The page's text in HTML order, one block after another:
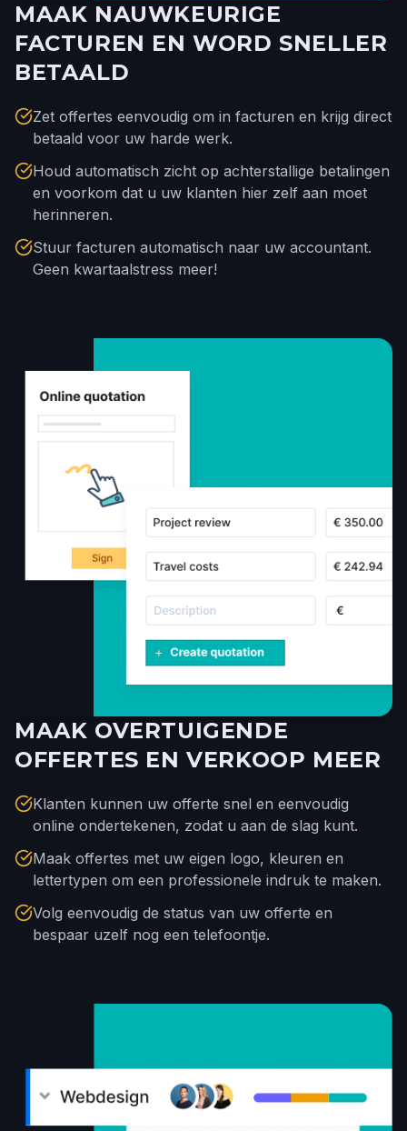
MAAK NAUWKEURIGE
FACTUREN EN WORD SNELLER
BETAALD
Zet offertes eenvoudig om in facturen en krijg direct
betaald voor uw harde werk.
Houd automatisch zicht op achterstallige betalingen
en voorkom dat u uw klanten hier zelf aan moet
herinneren.
Stuur facturen automatisch naar uw accountant.
Geen kwartaalstress meer!
MAAK OVERTUIGENDE
OFFERTES EN VERKOOP MEER
Klanten kunnen uw offerte snel en eenvoudig
online ondertekenen, zodat u aan de slag kunt.
Maak offertes met uw eigen logo, kleuren en
lettertypen om een professionele indruk te maken.
Volg eenvoudig de status van uw offerte en
bespaar uzelf nog een telefoontje.